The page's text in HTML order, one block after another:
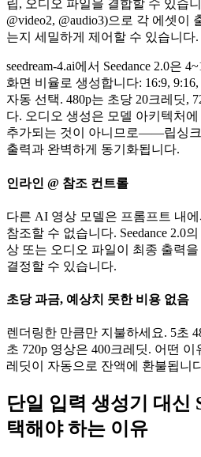
립, 오디오 파일을 결합할 수 있습
@video2, @audio3)으로 각 에셋이
는지 세밀하게 제어할 수 있습니다.
seedream-4.ai에서 Seedance 2.0은
화면 비율로 생성합니다: 16:9, 9:16,
자동 선택. 480p는 초당 20크레딧,
다. 오디오 생성은 모델 아키텍처
추가되는 것이 아니므로——립싱
출력과 완벽하게 동기화됩니다.
인라인 @ 참조 컨트롤
다른 AI 영상 모델은 프롬프트 내
참조할 수 없습니다. Seedance 2.0
상 또는 오디오 파일이 최종 출력
결정할 수 있습니다.
초당 과금, 예상치 못한 비용 없음
렌더링한 만큼만 지불하세요. 5초
초 720p 영상은 400크레딧. 어떤
레딧이 자동으로 잔액에 환불됩니
단일 입력 생성기 대신
택해야 하는 이유